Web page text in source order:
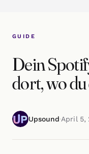
GUIDE
Dein
dort, wo
Upsound·April 5,